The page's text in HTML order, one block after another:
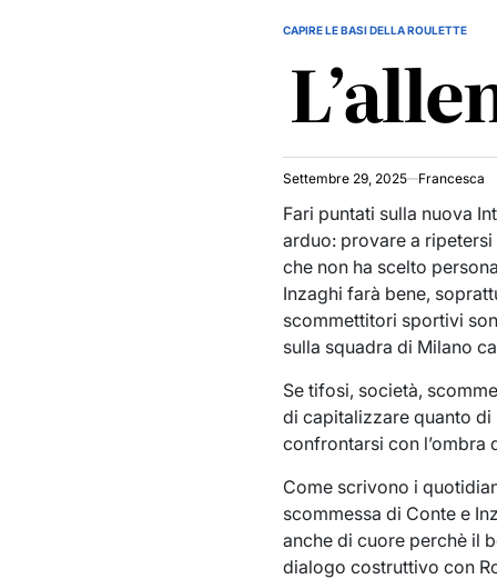
POSTED
CAPIRE LE BASI DELLA ROULETTE
Settembre 29, 2025 Francesca
Fari puntati sulla nuova
arduo: provare a
che non ha scelto
Inzaghi farà bene,
scommettitori sportivi
sulla squadra di Milano
Se tifosi, società,
di capitalizzare quanto di
confrontarsi con l’ombra
Come scrivono i
scommessa di Conte e
anche di cuore perchè il
dialogo costruttivo con